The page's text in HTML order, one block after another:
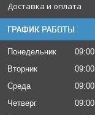
Доставка и оплата
ГРАФИК РАБОТЫ
Понедельник 09:00
Вторник
09:00
Среда
09:00
Четверг
09:00